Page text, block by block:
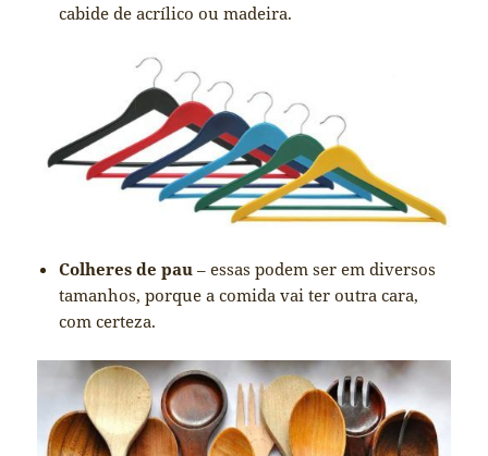
cabide de acrílico ou madeira.
Colheres de pau – essas podem ser em diversos
tamanhos, porque a comida vai ter outra cara,
com certeza.